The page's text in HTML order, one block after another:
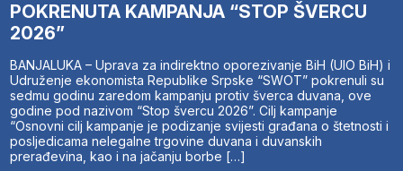
POKRENUTA KAMPANJA “STOP ŠVERCU
2026”
BANJALUKA – Uprava za indirektno oporezivanje BiH (UIO BiH) i
Udruženje ekonomista Republike Srpske “SWOT” pokrenuli su
sedmu godinu zaredom kampanju protiv šverca duvana, ove
godine pod nazivom “Stop švercu 2026”. Cilj kampanje
“Osnovni cilj kampanje je podizanje svijesti građana o štetnosti i
posljedicama nelegalne trgovine duvana i duvanskih
prerađevina, kao i na jačanju borbe […]